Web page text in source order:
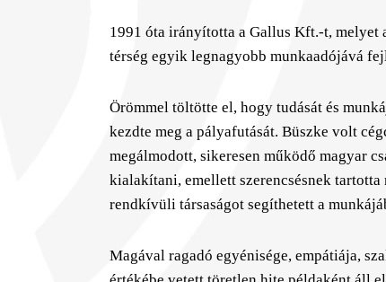
1991 óta irányította a Gallus Kft.-t,
térség egyik legnagyobb munkaadójává
Örömmel töltötte el, hogy tudását és
kezdte meg a pályafutását. Büszke volt
megálmodott, sikeresen működő magyar
kialakítani, emellett szerencsésnek
rendkívüli társaságot segíthetett a
Magával ragadó egyénisége, empátiája,